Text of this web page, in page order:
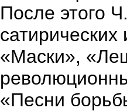
После этого
«Маски»,
«Песни